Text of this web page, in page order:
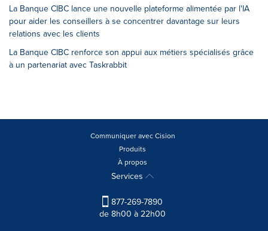
La Banque CIBC lance une nouvelle plateforme alimentée par l'IA
pour aider les conseillers à se concentrer davantage sur leurs
relations avec les clients
La Banque CIBC renforce son appui aux métiers spécialisés grâce
à un partenariat avec Taskrabbit
Communiquer avec Cision
Produits
À propos
Services
877-269-7890
de 8h00 à 22h00